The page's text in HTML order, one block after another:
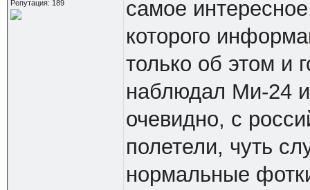
Репутация: 189
самое
которого
только об этом и
наблюдал Ми-24
очевидно, с
полетели, чуть
нормальные